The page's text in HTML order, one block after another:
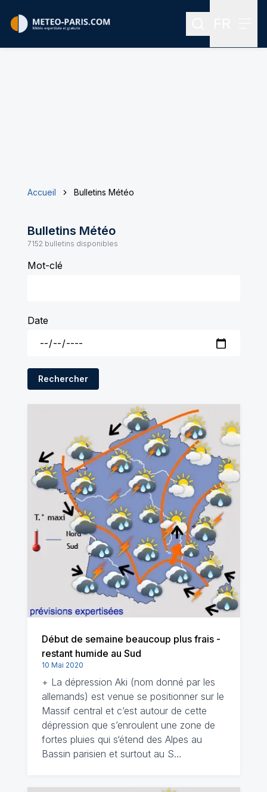
Rechercher
Accueil Bulletins Météo
Bulletins Météo
7152 bulletins disponibles
Mot-clé
Date
Rechercher
Début de semaine beaucoup plus frais -
restant humide au Sud
10 Mai 2020
+ La dépression Aki (nom donné par les
allemands) est venue se positionner sur le
Massif central et c’est autour de cette
dépression que s’enroulent une zone de
fortes pluies qui s‘étend des Alpes au
Bassin parisien et surtout au S…